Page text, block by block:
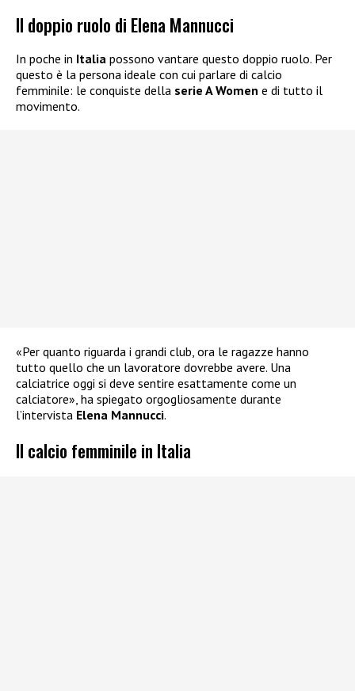
Il doppio ruolo di Elena Mannucci
In poche in Italia possono vantare questo doppio ruolo. Per
questo è la persona ideale con cui parlare di calcio
femminile: le conquiste della serie A Women e di tutto il
movimento.
«Per quanto riguarda i grandi club, ora le ragazze hanno
tutto quello che un lavoratore dovrebbe avere. Una
calciatrice oggi si deve sentire esattamente come un
calciatore», ha spiegato orgogliosamente durante
l’intervista Elena Mannucci.
Il calcio femminile in Italia